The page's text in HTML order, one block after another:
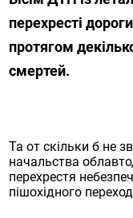
перехресті
протягом
смертей.
Та от скільки б не
начальства
перехрестя
пішохідного